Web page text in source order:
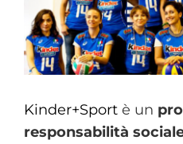
Kinder+Sport è un
responsabilità